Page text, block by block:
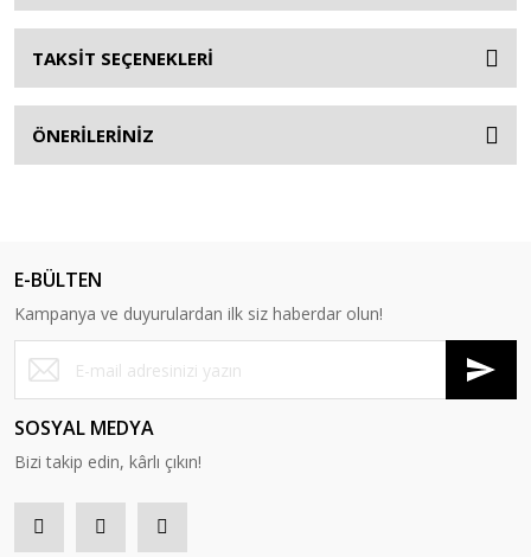
TAKSİT SEÇENEKLERİ
ÖNERİLERİNİZ
E-BÜLTEN
Kampanya ve duyurulardan ilk siz haberdar olun!
SOSYAL MEDYA
Bizi takip edin, kârlı çıkın!